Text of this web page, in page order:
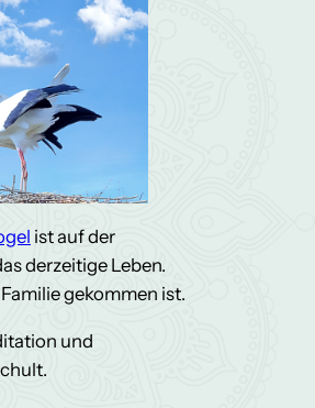
ist auf der
derzeitige Leben.
gekommen ist.
und